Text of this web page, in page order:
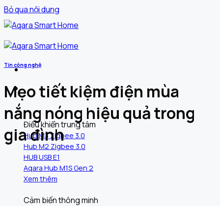
Bỏ qua nội dung
Sản phẩm
Điều khiển trung tâm
Hub M3 Zigbee 3.0
Hub M2 Zigbee 3.0
HUB USB E1
Aqara Hub M1S Gen 2
Xem thêm
Cảm biến thông minh
Tin công nghệ
Mẹo tiết kiệm điện mùa
nắng nóng hiệu quả trong
gia đình